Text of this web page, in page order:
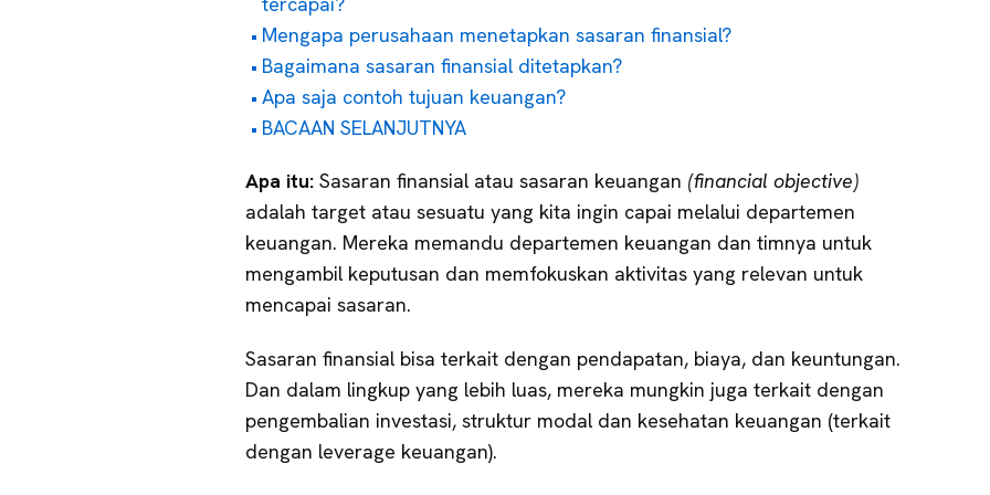
Mengapa perusahaan menetapkan sasaran finansial?
Bagaimana sasaran finansial ditetapkan?
Apa saja contoh tujuan keuangan?
BACAAN SELANJUTNYA
Apa itu: Sasaran finansial atau sasaran keuangan (financial objective)
adalah target atau sesuatu yang kita ingin capai melalui departemen
keuangan. Mereka memandu departemen keuangan dan timnya untuk
mengambil keputusan dan memfokuskan aktivitas yang relevan untuk
mencapai sasaran.
Sasaran finansial bisa terkait dengan pendapatan, biaya, dan keuntungan.
Dan dalam lingkup yang lebih luas, mereka mungkin juga terkait dengan
pengembalian investasi, struktur modal dan kesehatan keuangan (terkait
dengan leverage keuangan).